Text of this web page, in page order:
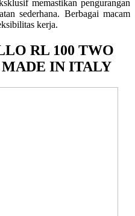
memastikan pengurangan
sederhana. Berbagai macam
kerja.
RL 100 TWO
IN ITALY